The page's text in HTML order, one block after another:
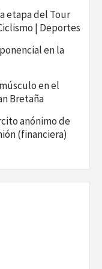
etapa del Tour
| Deportes
en la
en el
Bretaña
anónimo de
(financiera)